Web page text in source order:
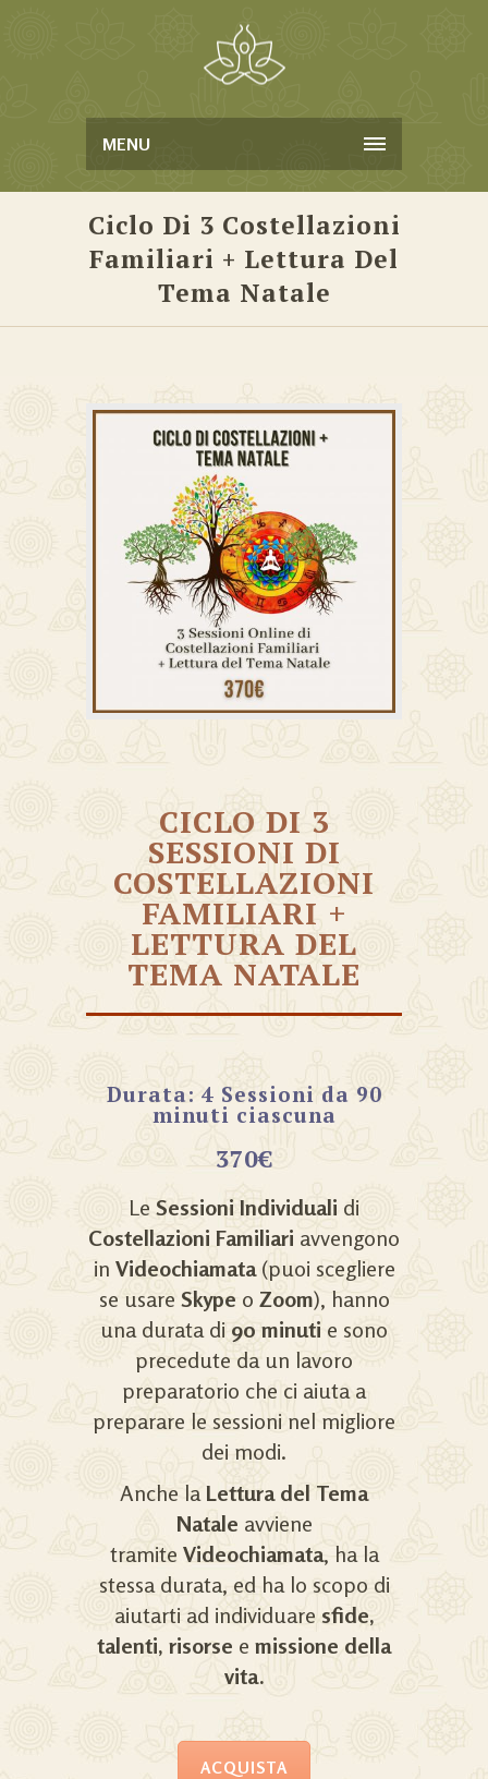
MENU
Ciclo Di 3 Costellazioni
Familiari + Lettura Del
Tema Natale
CICLO DI 3
SESSIONI DI
COSTELLAZIONI
FAMILIARI +
LETTURA DEL
TEMA NATALE
Durata: 4 Sessioni da 90
minuti ciascuna
370€
Le Sessioni Individuali di
Costellazioni Familiari avvengono
in Videochiamata(puoi scegliere
se usare Skype o Zoom), hanno
una durata di 90 minuti e sono
precedute da un lavoro
preparatorio che ci aiuta a
preparare le sessioni nel migliore
dei modi.
Anche laLettura del Tema
Natale avviene
tramite Videochiamata, ha la
stessa durata, ed ha lo scopo di
aiutarti ad individuare sfide,
talenti, risorse e missione della
vita.
ACQUISTA